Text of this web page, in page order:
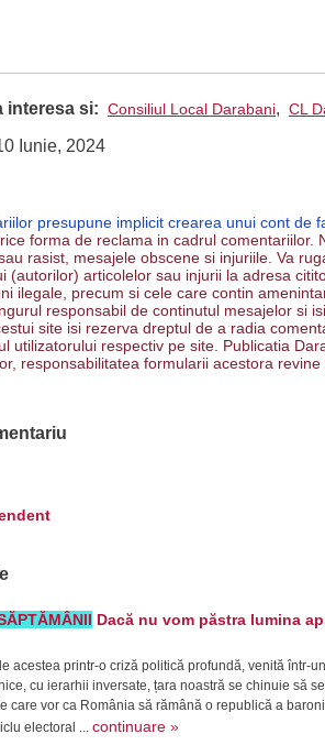
interesa si: Consiliul Local Darabani, CL
Iunie, 2024
presupune implicit crearea unui cont de
forma de reclama in cadrul comentariilor.
rasist, mesajele obscene si injuriile. Va
(autorilor) articolelor sau injurii la adresa
ilegale, precum si cele care contin
responsabil de continutul mesajelor si
site isi rezerva dreptul de a radia
utilizatorului respectiv pe site. Publicatia
responsabilitatea formularii acestora
Dacă nu vom păstra lumina
acestea printr-o criză politică profundă, venită într-
cu ierarhii inversate, țara noastră se chinuie să
care vor ca România să rămână o republică a
electoral ... continuare »